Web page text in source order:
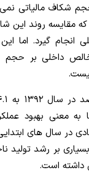
شکاف مالیاتی
که مقایسه روند
انجام گیرد. اما
داخلی بر حجم
معنی بهبود
در سال های
بسیاری بر رشد
داشته است.